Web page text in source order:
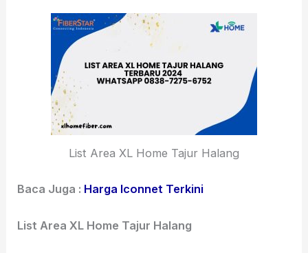
List Area XL Home Tajur Halang
Baca Juga : Harga Iconnet Terkini
List Area XL Home Tajur Halang